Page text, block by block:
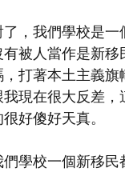
，我們學校是
被人當作是新
打著本土主義
現在很大反差
好傻好天真。
學校一個新移